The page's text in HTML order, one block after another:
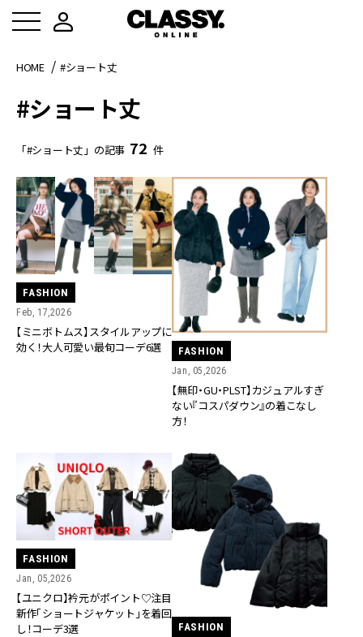
HOME #ショート丈
#ショート丈
「#ショート丈」の記事 72 件
FASHION
Feb, 17,2026
【ミニボトムス】スタイルアップに
効く！大人可愛い最旬コーデ6選
FASHION
Jan, 05,2026
【無印・GU・PLST】カジュアルすぎ
ない『コスパダウン』の着こなし
方！
FASHION
Jan, 05,2026
【ユニクロ】衿元がポイント♡注目
新作「ショートジャケット」を着回
し！コーデ3選
FASHION